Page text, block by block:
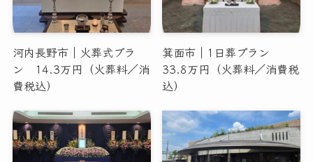
河内長野市｜火葬式プラ
ン 14.3万円（火葬料／消
費税込）
箕面市｜1日葬プラン
33.8万円（火葬料／消費税
込）